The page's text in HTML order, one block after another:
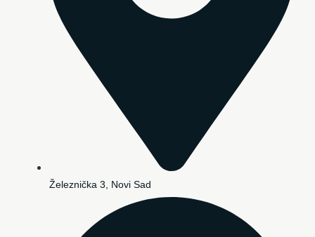
Železnička 3, Novi Sad